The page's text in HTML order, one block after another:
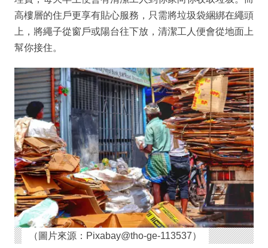
高樓層的住戶更享有貼心服務，只需將垃圾袋綑綁在繩頭
上，將繩子從窗戶或陽台往下放，清潔工人便會從地面上
幫你接住。
（圖片來源：Pixabay@tho-ge-113537）